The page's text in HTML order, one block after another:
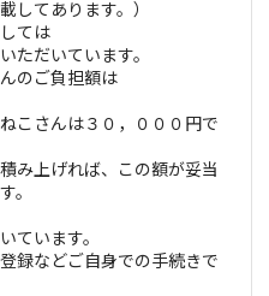
してあります。）
ては
ただいています。
のご負担額は
こさんは３０，０００円で
み上げれば、この額が妥当
。
ています。
録などご自身での手続きで